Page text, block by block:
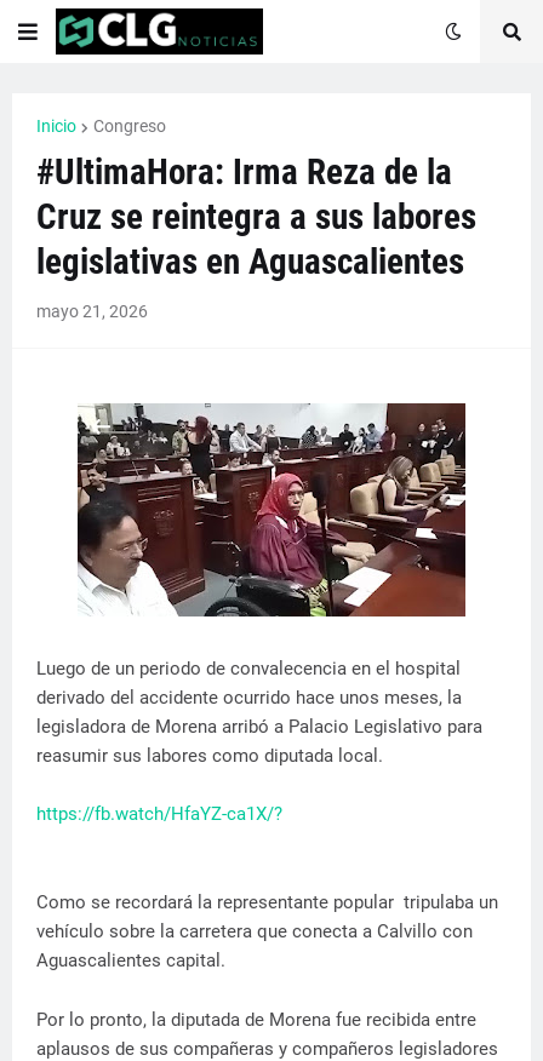
Inicio Congreso
#UltimaHora: Irma Reza de la
Cruz se reintegra a sus labores
legislativas en Aguascalientes
mayo 21, 2026
Luego de un periodo de convalecencia en el hospital
derivado del accidente ocurrido hace unos meses, la
legisladora de Morena arribó a Palacio Legislativo para
reasumir sus labores como diputada local.
https://fb.watch/HfaYZ-ca1X/?
Como se recordará la representante popular tripulaba un
vehículo sobre la carretera que conecta a Calvillo con
Aguascalientes capital.
Por lo pronto, la diputada de Morena fue recibida entre
aplausos de sus compañeras y compañeros legisladores